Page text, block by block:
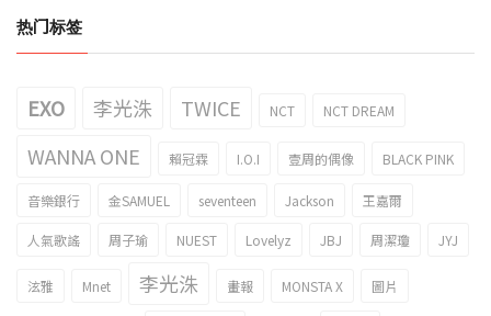
热门标签
EXO 李光洙 TWICE NCT NCT DREAM
WANNA ONE 賴冠霖 I.O.I 壹周的偶像 BLACK PINK
音樂銀行 金SAMUEL seventeen Jackson 王嘉爾
人氣歌謠 周子瑜 NUEST Lovelyz JBJ 周潔瓊 JYJ
泫雅 Mnet 李光洙 畫報 MONSTA X 圖片